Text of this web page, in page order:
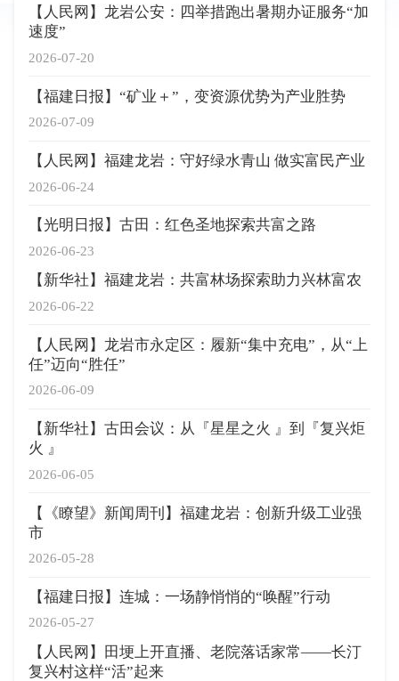
2026-07-20
【人民网】龙岩公安：四举措跑出暑期办证服务“加
速度”
2026-07-09
【福建日报】“矿业＋”，变资源优势为产业胜势
2026-06-24
【人民网】福建龙岩：守好绿水青山 做实富民产业
2026-06-23
【光明日报】古田：红色圣地探索共富之路
2026-06-22
【新华社】福建龙岩：共富林场探索助力兴林富农
2026-06-09
【人民网】龙岩市永定区：履新“集中充电”，从“上
任”迈向“胜任”
2026-06-05
【新华社】古田会议：从『星星之火 』到『复兴炬
火 』
2026-05-28
【《瞭望》新闻周刊】福建龙岩：创新升级工业强
市
2026-05-27
【福建日报】连城：一场静悄悄的“唤醒”行动
【人民网】田埂上开直播、老院落话家常——长汀
复兴村这样“活”起来